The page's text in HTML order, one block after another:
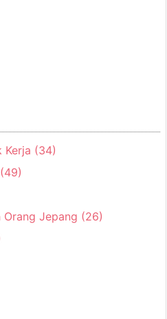
Kerja (34)
(49)
Orang Jepang (26)